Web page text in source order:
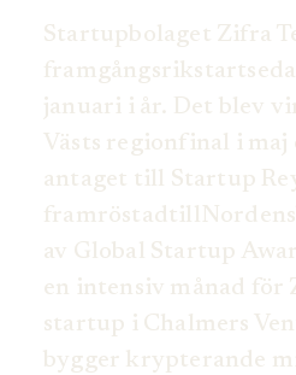
Startupbolaget Zifra
januari i år. Det blev
Västs regionfinal i maj
antaget till Startup
av Global Startup
en intensiv månad för
startup i Chalmers
bygger krypterande